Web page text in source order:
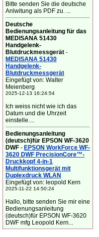
Bitte senden Sie die deutsche
Anlwitung als PDF zu. ...
Deutsche
Bedienungsanleitung für das
MEDISANA 51430
Handgelenk-
Blutdruckmessgerät -
MEDISANA 51430
Handgelenk-
Blutdruckmessgerät
Eingefügt von: Walter
Meienberg
2025-12-13 16:24:54
Ich weiss nicht wie ich das
Datum und die Uhrzeit
einstelle....
Bedienungsanleitung
(deutsch)für EPSON WF-3620
DWF - EPSON WorkForce WF-
3620 DWF PrecisionCore™-
Druckkopf 4-in-1
Multifunktionsgerät mit
Duplexdruck WLAN
Eingefügt von: leopold Kern
2025-11-22 14:50:24
Hallo, bitte senden Sie mir eine
Bedienungsanleitung
(deutsch)für EPSON WF-3620
DWF mfg Leopold Kern...